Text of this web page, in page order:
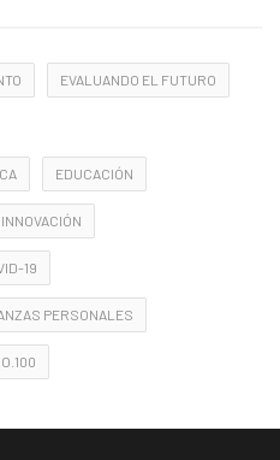
EVALUANDO EL FUTURO
EDUCACIÓN
19
PERSONALES